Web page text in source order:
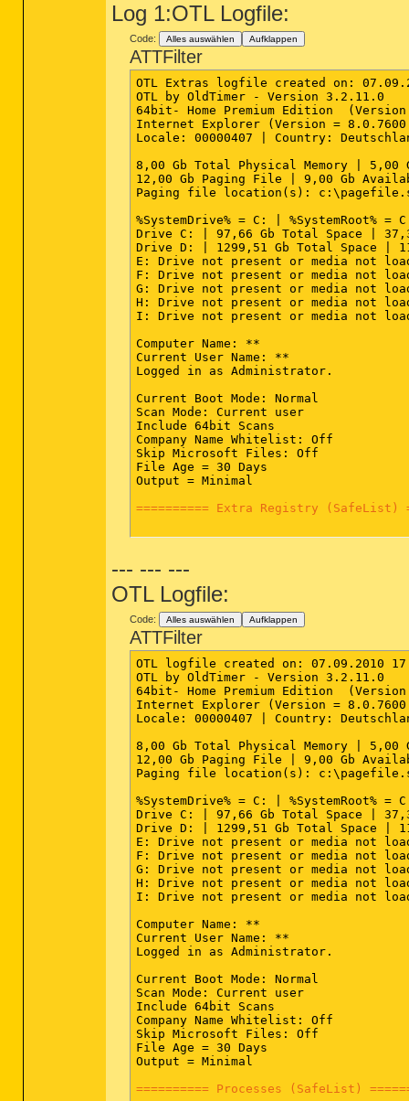
O9 - Extra 'Tools' menuitem: ICQ7.1 -
O9 - Extra button: Research - {92780B25-
O9 - Extra button: ICQ7.1 - {71BFC818-
O9 - Extra 'Tools' menuitem: ICQ7.1 -
O23 - Service: ArcSoft Connect
O23 - Service: Adobe Active File
O23 - Service:
O23 - Service: AMD External Events
O23 - Service: Avira AntiVir Planer
O23 - Service: Avira AntiVir Guard
O23 - Service: ASUS System Control
O23 - Service: AVM WLAN
O23 - Service: DeviceVM Meta Data
O23 - Service:
O23 - Service:
O23 - Service: Firebird Server -
O23 - Service: FLEXnet Licensing
O23 - Service: FLEXnet Licensing
O23 - Service: Google Update
O23 - Service: Intel(R) Matrix
O23 - Service: @keyiso.dll,-100
O23 - Service: @comres.dll,-2797
O23 - Service: Nero BackItUp
O23 - Service:
O23 - Service: PnkBstrA - Unknown
O23 - Service: PnkBstrB - Unknown
O23 - Service:
O23 - Service:
O23 - Service:
O23 - Service: ServiceLayer - Nokia
O23 - Service:
O23 - Service:
O23 - Service:
O23 - Service:
O23 - Service:
O23 - Service:
O23 - Service:
O23 - Service:
--
End of file - 9516 bytes
Log 1:OTL Logfile:
Code: Alles auswählen Aufklappen
ATTFilter
OTL Extras logfile created on:
OTL by OldTimer - Version 3.2.11.0
64bit- Home Premium Edition
Internet Explorer (Version =
Locale: 00000407 | Country:
8,00 Gb Total Physical Memory | 5,00
12,00 Gb Paging File | 9,00 Gb
Paging file location(s):
%SystemDrive% = C: | %SystemRoot%
Drive C: | 97,66 Gb Total Space |
Drive D: | 1299,51 Gb Total Space |
E: Drive not present or media not
F: Drive not present or media not
G: Drive not present or media not
H: Drive not present or media not
I: Drive not present or media not
Computer Name: **
Current User Name: **
Logged in as Administrator.
Current Boot Mode: Normal
Scan Mode: Current user
Include 64bit Scans
Company Name Whitelist: Off
Skip Microsoft Files: Off
File Age = 30 Days
Output = Minimal
========== Extra Registry (SafeList)
.js[@ = JSFile] --
.jse[@ = JSEFile] --
.vbe[@ = VBEFile] --
.vbs[@ = VBSFile] --
.wsf[@ = WSFFile] --
.cpl [@ = cplfile] --
.js [@ = JSFile] --
.jse [@ = JSEFile] --
.vbe [@ = VBEFile] --
.vbs [@ = VBSFile] --
.wsf [@ = WSFFile] --
.html [@ = FirefoxHTML] --
========== Shell Spawning ==========
64bit:
batfile [open] -- "%1" %* File not
cmdfile [open] -- "%1" %* File not
comfile [open] -- "%1" %* File not
exefile [open] -- "%1" %* File not
helpfile [open] -- Reg Error: Key
htmlfile [edit] --
htmlfile [print] --
inffile [install] --
InternetShortcut [print] --
jsfile [open] --
jsefile [open] --
piffile [open] -- "%1" %* File not
regfile [merge] -- Reg Error: Key
scrfile [config] -- "%1" File not
scrfile [install] -- rundll32.exe
scrfile [open] -- "%1" /S File not
txtfile [edit] -- Reg Error: Key
vbefile [open] --
--- --- ---
OTL Logfile:
Code: Alles auswählen Aufklappen
ATTFilter
OTL logfile created on: 07.09.2010
OTL by OldTimer - Version 3.2.11.0
64bit- Home Premium Edition
Internet Explorer (Version =
Locale: 00000407 | Country:
8,00 Gb Total Physical Memory | 5,00
12,00 Gb Paging File | 9,00 Gb
Paging file location(s):
%SystemDrive% = C: | %SystemRoot%
Drive C: | 97,66 Gb Total Space |
Drive D: | 1299,51 Gb Total Space |
E: Drive not present or media not
F: Drive not present or media not
G: Drive not present or media not
H: Drive not present or media not
I: Drive not present or media not
Computer Name: **
Current User Name: **
Logged in as Administrator.
Current Boot Mode: Normal
Scan Mode: Current user
Include 64bit Scans
Company Name Whitelist: Off
Skip Microsoft Files: Off
File Age = 30 Days
Output = Minimal
========== Processes (SafeList)